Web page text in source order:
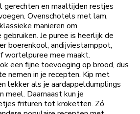
gerechten en maaltijden restjes
Ovenschotels met lam,
manieren om
Je puree is heerlijk de
boerenkool, andijviestamppot,
wortelpuree mee maakt.
een fijne toevoeging op brood, dus
nemen in je recepten. Kip met
lekker als je aardappeldumplings
meel. Daarnaast kun je
frituren tot kroketten. Zó